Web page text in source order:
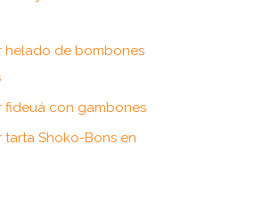
helado de bombones
fideuá con gambones
tarta Shoko-Bons en